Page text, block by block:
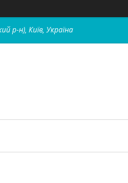
р-н), Київ, Україна